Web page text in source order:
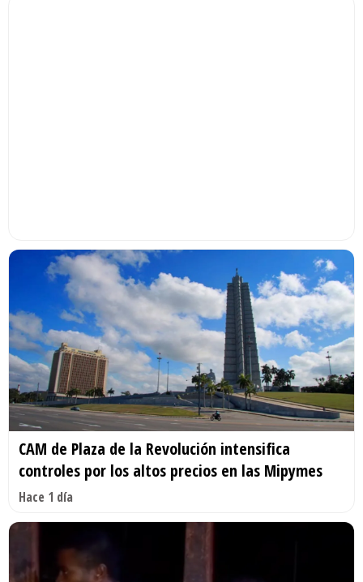
CAM de Plaza de la Revolución intensifica
controles por los altos precios en las Mipymes
Hace 1 día